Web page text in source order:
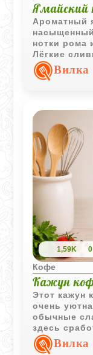
Ямайский
Ароматный
нотки рома
Лёгкие
более
десертный
Вилка
1,59K 0
Кофе
Кажун
Этот кажун
очень
обычные
здесь
дает такую
горчинку,
Вилка